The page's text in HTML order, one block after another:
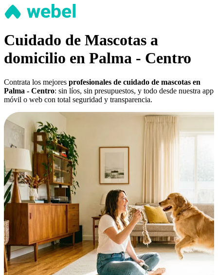
Cuidado de Mascotas a
domicilio en Palma - Centro
Contrata los mejores profesionales de cuidado de mascotas en
Palma - Centro: sin líos, sin presupuestos, y todo desde nuestra app
móvil o web con total seguridad y transparencia.